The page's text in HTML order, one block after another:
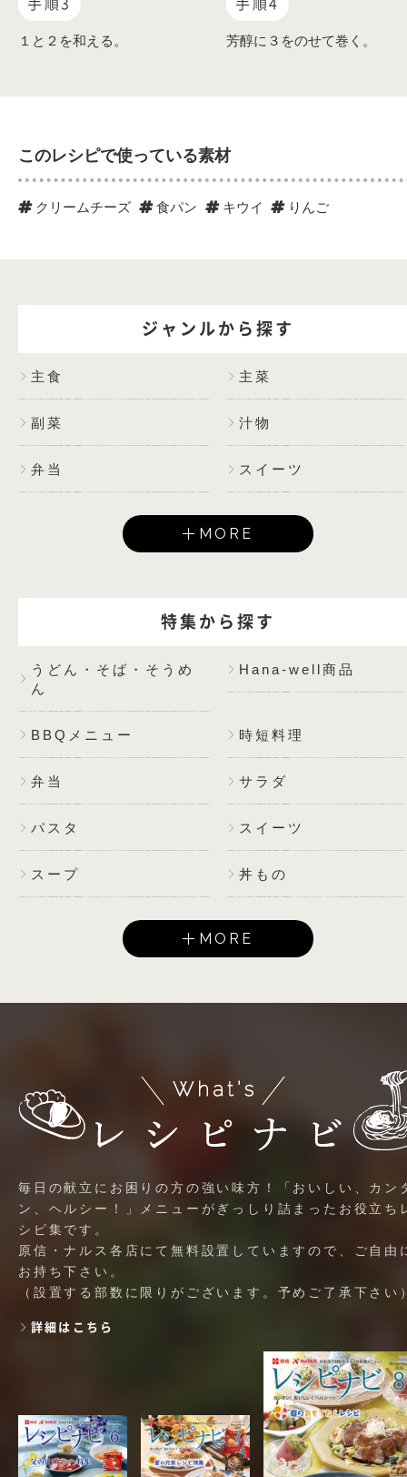
手順3
１と２を和える。
手順4
芳醇に３をのせて巻く。
このレシピで使っている素材
クリームチーズ 食パン キウイ りんご
ジャンルから探す
主食 主菜
副菜 汁物
弁当 スイーツ
MORE
特集から探す
うどん・そば・そうめ
ん
Hana-well商品
BBQメニュー 時短料理
弁当 サラダ
パスタ スイーツ
スープ 丼もの
MORE
毎日の献立にお困りの方の強い味方！「おいしい、カン
ン、ヘルシー！」メニューがぎっしり詰まったお役立ち
シピ集です。
原信・ナルス各店にて無料設置していますので、ご自由
お持ち下さい。
（設置する部数に限りがございます。予めご了承下さい
詳細はこちら